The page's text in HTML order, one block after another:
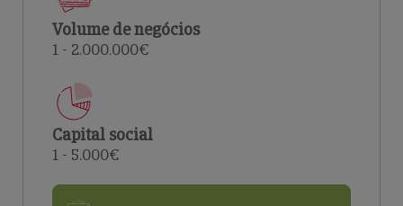
Volume de negócios
1 - 2.000.000€
Capital social
1 - 5.000€